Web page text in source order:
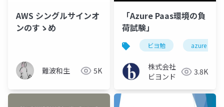
AWS シングルサインオ
ンのすゝめ
難波和生 5K
「Azure Paas環境の負
荷試験」
ビヨ勉 azure
株式会社
ビヨンド
3.8K